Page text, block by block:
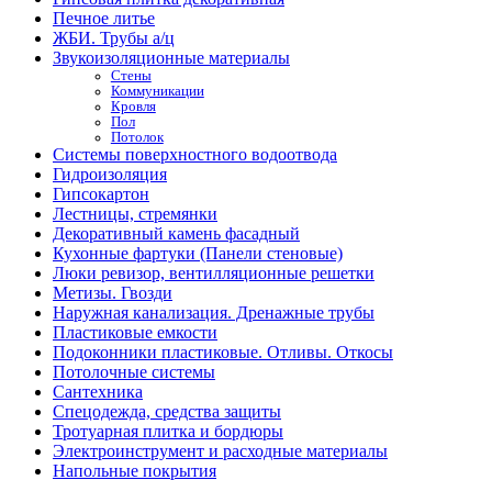
Печное литье
ЖБИ. Трубы а/ц
Звукоизоляционные материалы
Стены
Коммуникации
Кровля
Пол
Потолок
Системы поверхностного водоотвода
Гидроизоляция
Гипсокартон
Лестницы, стремянки
Декоративный камень фасадный
Кухонные фартуки (Панели стеновые)
Люки ревизор, вентилляционные решетки
Метизы. Гвозди
Наружная канализация. Дренажные трубы
Пластиковые емкости
Подоконники пластиковые. Отливы. Откосы
Потолочные системы
Сантехника
Спецодежда, средства защиты
Тротуарная плитка и бордюры
Электроинструмент и расходные материалы
Напольные покрытия